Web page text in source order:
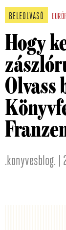
BELEOLVASÓ
Hogy
Olvass
.konyvesblog. |